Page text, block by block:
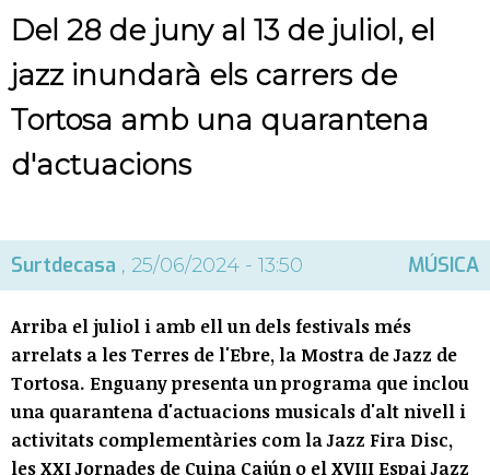
Del 28 de juny al 13 de juliol, el
jazz inundarà els carrers de
Tortosa amb una quarantena
d'actuacions
Surtdecasa , 25/06/2024 - 13:50 MÚSICA
Arriba el juliol i amb ell un dels festivals més
arrelats a les Terres de l'Ebre, la Mostra de Jazz de
Tortosa. Enguany presenta un programa que inclou
una quarantena d'actuacions musicals d'alt nivell i
activitats complementàries com la Jazz Fira Disc,
les XXI Jornades de Cuina Cajún o el XVIII Espai Jazz